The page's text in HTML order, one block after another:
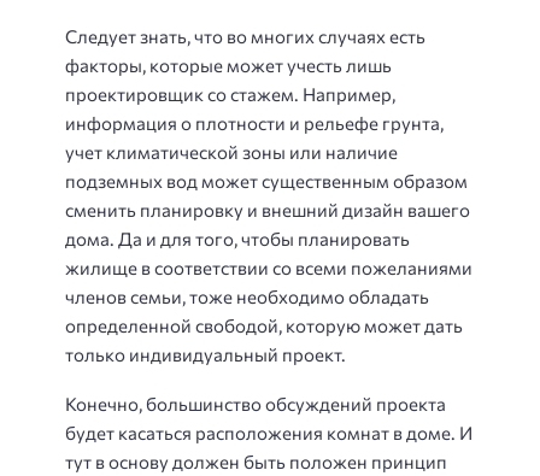
Следует знать, что во многих случаях есть
факторы, которые может учесть лишь
проектировщик со стажем. Например,
информация о плотности и рельефе грунта,
учет климатической зоны или наличие
подземных вод может существенным образом
сменить планировку и внешний дизайн вашего
дома. Да и для того, чтобы планировать
жилище в соответствии со всеми пожеланиями
членов семьи, тоже необходимо обладать
определенной свободой, которую может дать
только индивидуальный проект.
Конечно, большинство обсуждений проекта
будет касаться расположения комнат в доме. И
тут в основу должен быть положен принцип